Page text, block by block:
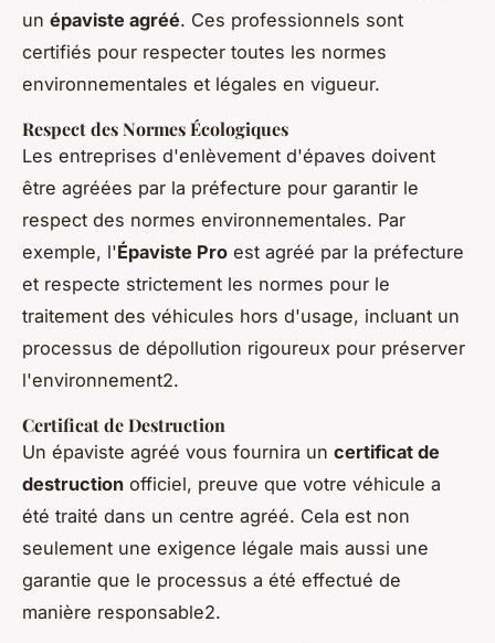
un épaviste agréé. Ces professionnels sont
certifiés pour respecter toutes les normes
environnementales et légales en vigueur.
Respect des Normes Écologiques
Les entreprises d'enlèvement d'épaves doivent
être agréées par la préfecture pour garantir le
respect des normes environnementales. Par
exemple, l'Épaviste Pro est agréé par la préfecture
et respecte strictement les normes pour le
traitement des véhicules hors d'usage, incluant un
processus de dépollution rigoureux pour préserver
l'environnement2.
Certificat de Destruction
Un épaviste agréé vous fournira un certificat de
destruction officiel, preuve que votre véhicule a
été traité dans un centre agréé. Cela est non
seulement une exigence légale mais aussi une
garantie que le processus a été effectué de
manière responsable2.